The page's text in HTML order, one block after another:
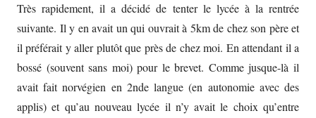
Très rapidement, il a décidé de tenter le lycée à la rentrée
suivante. Il y en avait un qui ouvrait à 5km de chez son père et
il préférait y aller plutôt que près de chez moi. En attendant il a
bossé (souvent sans moi) pour le brevet. Comme jusque-là il
avait fait norvégien en 2nde langue (en autonomie avec des
applis) et qu’au nouveau lycée il n’y avait le choix qu’entre